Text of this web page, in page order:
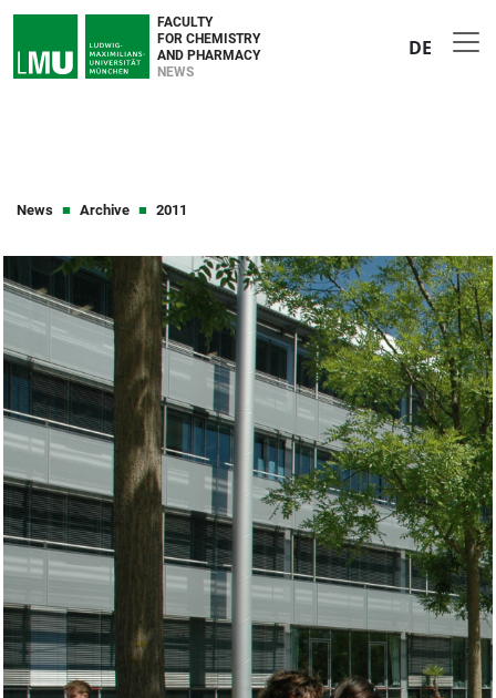
FACULTY
FOR CHEMISTRY
AND PHARMACY
NEWS
DE
News Archive 2011